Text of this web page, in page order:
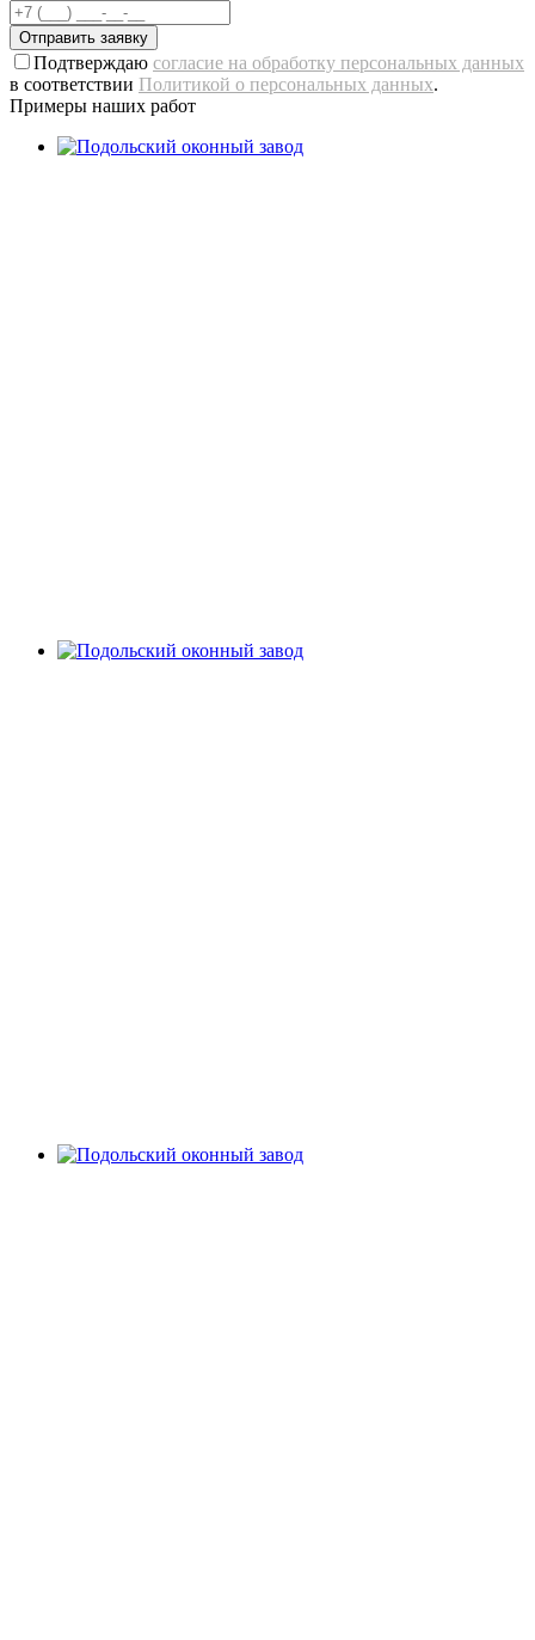
Отправить заявку
Подтверждаю согласие на обработку персональных данных
в соответствии Политикой о персональных данных.
Примеры наших работ